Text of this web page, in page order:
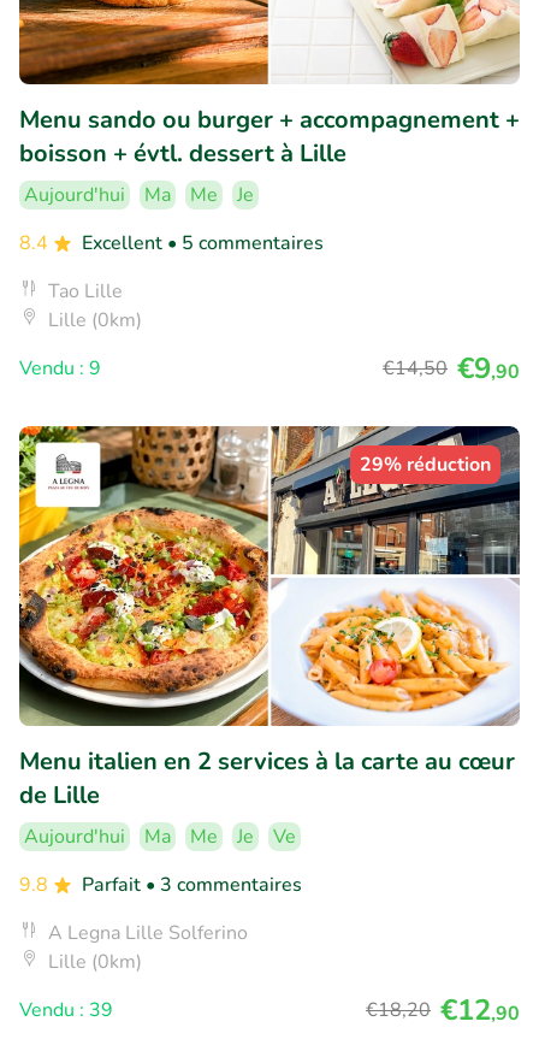
Menu sando ou burger + accompagnement +
boisson + évtl. dessert à Lille
Aujourd'hui Ma Me
Je
8.4
Excellent • 5 commentaires
Tao Lille
Lille (0km)
Vendu : 9
€14,50 €9,90
29% réduction
Menu italien en 2 services à la carte au cœur
de Lille
Aujourd'hui Ma Me Je
Ve
9.8
Parfait • 3 commentaires
A Legna Lille Solferino
Lille (0km)
Vendu : 39
€18,20 €12,90